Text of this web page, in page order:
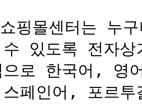
핑몰센터는 누
있도록 전자상
으로 한국어,
페인어, 포르